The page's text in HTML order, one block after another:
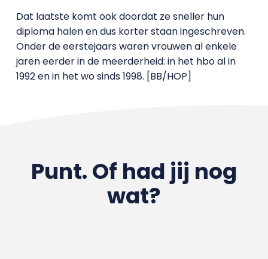
Dat laatste komt ook doordat ze sneller hun
diploma halen en dus korter staan ingeschreven.
Onder de eerstejaars waren vrouwen al enkele
jaren eerder in de meerderheid: in het hbo al in
1992 en in het wo sinds 1998. [BB/HOP]
Punt. Of had jij nog
wat?